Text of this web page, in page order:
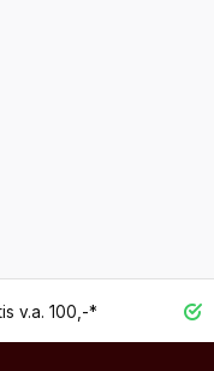
v.a. 100,-*